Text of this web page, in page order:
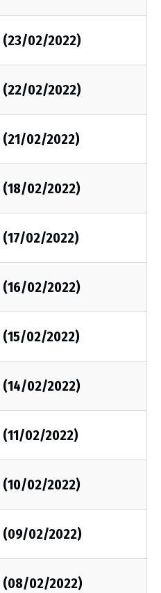
(23/02/2022)
(22/02/2022)
(21/02/2022)
(18/02/2022)
(17/02/2022)
(16/02/2022)
(15/02/2022)
(14/02/2022)
02/2022)
(10/02/2022)
(09/02/2022)
(08/02/2022)